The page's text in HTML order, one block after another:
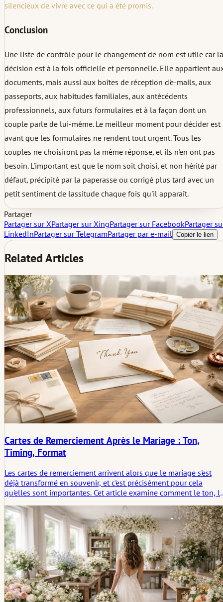
silencieux de vivre avec ce qui a été promis.
Conclusion
Une liste de contrôle pour le changement de nom est utile car la
décision est à la fois officielle et personnelle. Elle appartient
documents, mais aussi aux boîtes de réception d'e-mails, aux
passeports, aux habitudes familiales, aux antécédents
professionnels, aux futurs formulaires et à la façon dont un
couple parle de lui-même. Le meilleur moment pour décider est
avant que les formulaires ne rendent tout urgent. Tous les
couples ne choisiront pas la même réponse, et ils n'en ont pas
besoin. L'important est que le nom soit choisi, et non hérité par
défaut, précipité par la paperasse ou corrigé plus tard avec un
petit sentiment de lassitude chaque fois qu'il apparaît.
Partager
Partager sur XPartager sur XingPartager sur FacebookPartager
LinkedInPartager sur TelegramPartager par e-mail Copier le lien
Related Articles
Cartes de Remerciement Après le Mariage : Ton,
Timing, Format
Les cartes de remerciement arrivent alors que le mariage s'est
déjà transformé en souvenir, et c'est précisément pour cela
qu'elles sont importantes. Cet article examine comment le ton,
brève et bien pensée en dit souvent plus qu'une version plus
longue et plus travaillée.